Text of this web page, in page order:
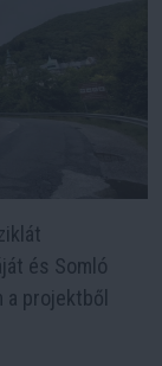
és Somló
a projektből